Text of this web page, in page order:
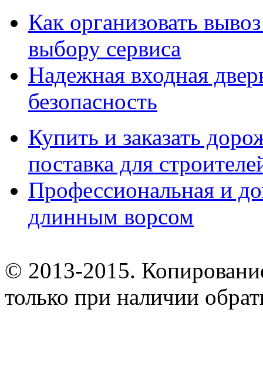
Как организовать
выбору сервиса
Надежная входная
безопасность
Купить и заказать
поставка для
Профессиональная и
длинным ворсом
© 2013-2015.
только при наличии